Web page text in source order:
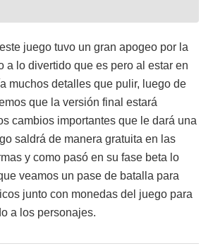
juego tuvo un gran apogeo por la
a lo divertido que es pero al estar en
muchos detalles que pulir, luego de
que la versión final estará
cambios importantes que le dará una
saldrá de manera gratuita en las
y como pasó en su fase beta lo
veamos un pase de batalla para
junto con monedas del juego para
a los personajes.